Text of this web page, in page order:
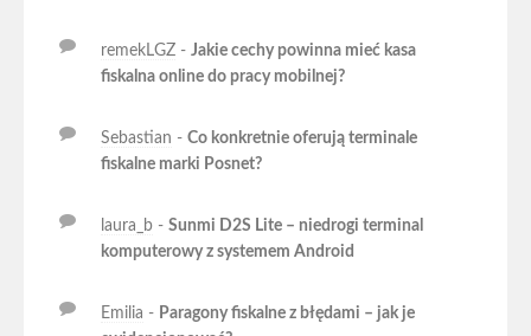
remekLGZ - Jakie cechy powinna mieć kasa
fiskalna online do pracy mobilnej?
Sebastian - Co konkretnie oferują terminale
fiskalne marki Posnet?
laura_b - Sunmi D2S Lite – niedrogi terminal
komputerowy z systemem Android
Emilia - Paragony fiskalne z błędami – jak je